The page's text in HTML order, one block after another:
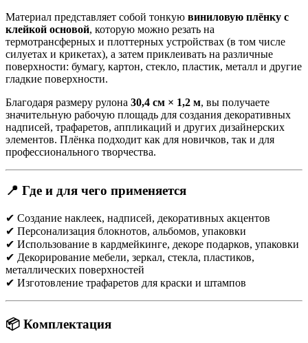
Материал представляет собой тонкую виниловую плёнку с
клейкой основой, которую можно резать на
термотрансферных и плоттерных устройствах (в том числе
силуетах и крикетах), а затем приклеивать на различные
поверхности: бумагу, картон, стекло, пластик, металл и другие
гладкие поверхности.
Благодаря размеру рулона 30,4 см × 1,2 м, вы получаете
значительную рабочую площадь для создания декоративных
надписей, трафаретов, аппликаций и других дизайнерских
элементов. Плёнка подходит как для новичков, так и для
профессионального творчества.
📍 Где и для чего применяется
✔ Создание наклеек, надписей, декоративных акцентов
✔ Персонализация блокнотов, альбомов, упаковки
✔ Использование в кардмейкинге, декоре подарков, упаковки
✔ Декорирование мебели, зеркал, стекла, пластиков,
металлических поверхностей
✔ Изготовление трафаретов для краски и штампов
📦 Комплектация